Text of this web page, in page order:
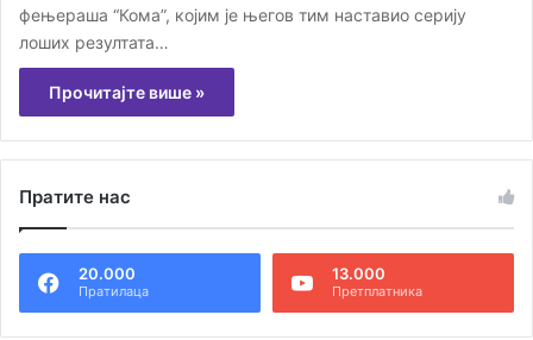
фењераша “Кома”, којим је његов тим наставио серију
лоших резултата…
Прочитајте више »
Пратите нас
20.000
Пратилаца
13.000
Претплатника